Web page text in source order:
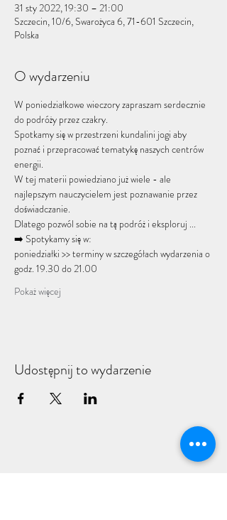
31 sty 2022, 19:30 – 21:00
Szczecin, 10/6, Swarożyca 6, 71-601 Szczecin,
Polska
O wydarzeniu
W poniedziałkowe wieczory zapraszam serdecznie
do podróży przez czakry.
Spotkamy się w przestrzeni kundalini jogi aby
poznać i przepracować tematykę naszych centrów
energii.
W tej materii powiedziano już wiele - ale
najlepszym nauczycielem jest poznawanie przez
doświadczanie.
Dlatego pozwól sobie na tą podróż i eksploruj ...
➡️ Spotykamy się w:
poniedziałki >> terminy w szczegółach wydarzenia o
godz. 19.30 do 21.00
Pokaż więcej
Udostępnij to wydarzenie